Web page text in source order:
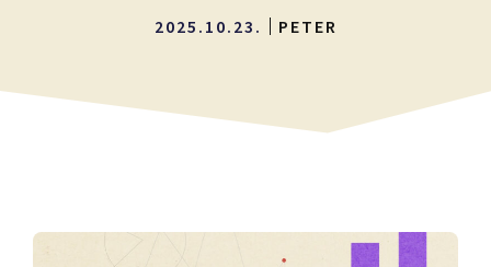
2025.10.23. PETER